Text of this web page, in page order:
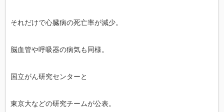
それだけで心臓病の死亡率が減少。
脳血管や呼吸器の病気も同様。
国立がん研究センターと
東京大などの研究チームが公表。